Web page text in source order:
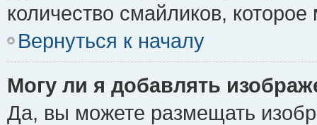
количество смайликов,
Вернуться к началу
Могу ли я добавлять
Да, вы можете размещать